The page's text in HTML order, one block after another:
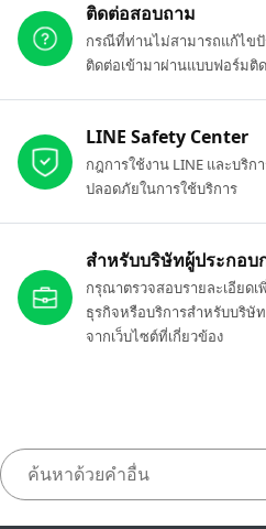
ติดต่อสอบถาม
กรณีที่ท่านไม่สามารถแก้ไข
ติดต่อเข้ามาผ่านแบบฟอร์มติ
LINE Safety Center
กฎการใช้งาน LINE และบริก
ปลอดภัยในการใช้บริการ
สำหรับบริษัทผู้ประกอ
กรุณาตรวจสอบรายละเอียด
ธุรกิจหรือบริการสำหรับบริษั
จากเว็บไซต์ที่เกี่ยวข้อง